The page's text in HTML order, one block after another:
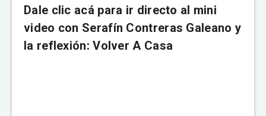
Dale clic acá para ir directo al mini
video con Serafín Contreras Galeano y
la reflexión: Volver A Casa